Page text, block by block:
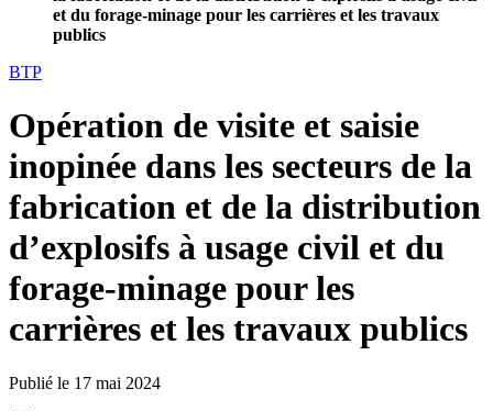
et du forage-minage pour les carrières et les travaux
publics
BTP
Opération de visite et saisie
inopinée dans les secteurs de la
fabrication et de la distribution
d’explosifs à usage civil et du
forage-minage pour les
carrières et les travaux publics
Publié le 17 mai 2024